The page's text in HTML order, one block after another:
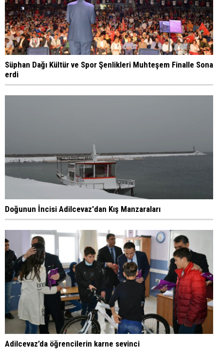
Süphan Dağı Kültür ve Spor Şenlikleri Muhteşem Finalle Sona
erdi
Doğunun İncisi Adilcevaz'dan Kış Manzaraları
Adilcevaz’da öğrencilerin karne sevinci